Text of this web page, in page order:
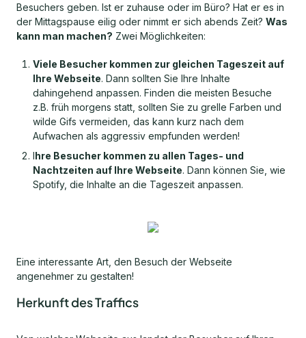
Besuchers geben. Ist er zuhause oder im Büro? Hat er es in
der Mittagspause eilig oder nimmt er sich abends Zeit? Was
kann man machen? Zwei Möglichkeiten:
Viele Besucher kommen zur gleichen Tageszeit auf
Ihre Webseite. Dann sollten Sie Ihre Inhalte
dahingehend anpassen. Finden die meisten Besuche
z.B. früh morgens statt, sollten Sie zu grelle Farben und
wilde Gifs vermeiden, das kann kurz nach dem
Aufwachen als aggressiv empfunden werden!
Ihre Besucher kommen zu allen Tages- und
Nachtzeiten auf Ihre Webseite. Dann können Sie, wie
Spotify, die Inhalte an die Tageszeit anpassen.
Eine interessante Art, den Besuch der Webseite
angenehmer zu gestalten!
Herkunft des Traffics